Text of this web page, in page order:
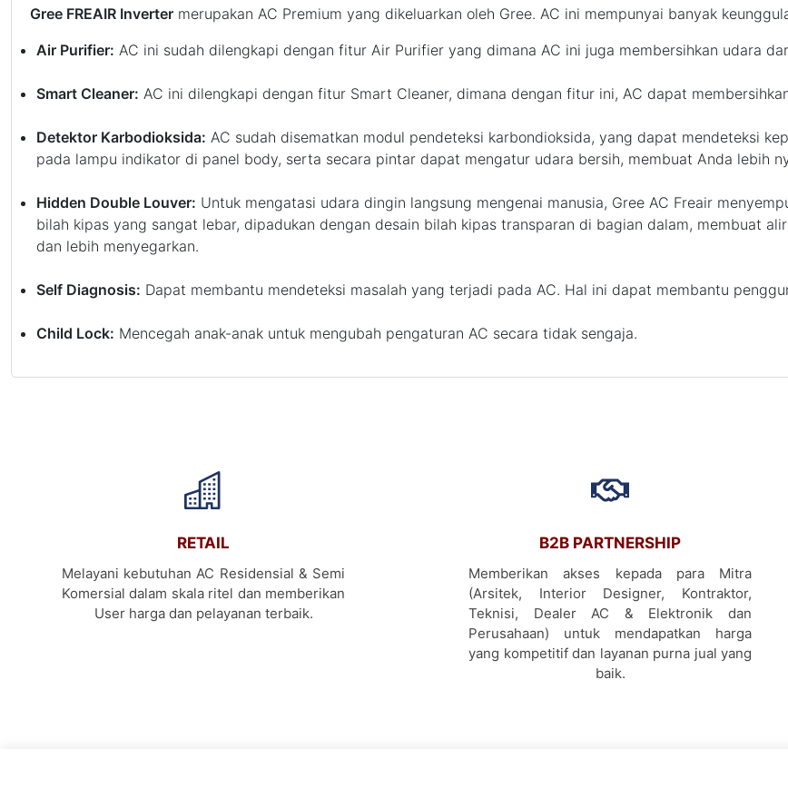
Gree FREAIR Inverter merupakan AC Premium yang dikeluarkan oleh Gree. AC ini mempunyai banyak
Air Purifier: AC ini sudah dilengkapi dengan fitur Air Purifier yang dimana AC ini juga membersihkan udara
Smart Cleaner: AC ini dilengkapi dengan fitur Smart Cleaner, dimana dengan fitur ini, AC dapat
Detektor Karbodioksida: AC sudah disematkan modul pendeteksi karbondioksida, yang dapat mendeteksi
pada lampu indikator di panel body, serta secara pintar dapat mengatur udara bersih, membuat Anda lebih
Hidden Double Louver: Untuk mengatasi udara dingin langsung mengenai manusia, Gree AC Freair
bilah kipas yang sangat lebar, dipadukan dengan desain bilah kipas transparan di bagian dalam, membuat
dan lebih menyegarkan.
Self Diagnosis: Dapat membantu mendeteksi masalah yang terjadi pada AC. Hal ini dapat membantu
Child Lock: Mencegah anak-anak untuk mengubah pengaturan AC secara tidak sengaja.
RETAIL
Melayani kebutuhan AC Residensial & Semi
Komersial dalam skala ritel dan memberikan
User harga dan pelayanan terbaik.
B2B PARTNERSHIP
Memberikan akses kepada para Mitra
(Arsitek, Interior Designer, Kontraktor,
Teknisi, Dealer AC & Elektronik dan
Perusahaan) untuk mendapatkan harga
yang kompetitif dan layanan purna jual yang
baik.